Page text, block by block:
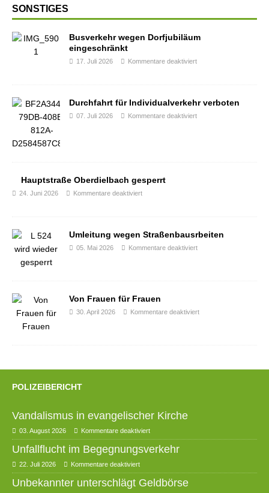
SONSTIGES
Busverkehr wegen Dorfjubiläum
eingeschränkt
17. Juli 2026 Kommentare deaktiviert
Durchfahrt für Individualverkehr verboten
07. Juli 2026 Kommentare deaktiviert
Hauptstraße Oberdielbach gesperrt
24. Juni 2026 Kommentare deaktiviert
Umleitung wegen Straßenbausrbeiten
05. Mai 2026 Kommentare deaktiviert
Von Frauen für Frauen
30. April 2026 Kommentare deaktiviert
POLIZEIBERICHT
Vandalismus in evangelischer Kirche
03. August 2026 Kommentare deaktiviert
Unfallflucht im Begegnungsverkehr
22. Juli 2026 Kommentare deaktiviert
Unbekannter unterschlägt Geldbörse